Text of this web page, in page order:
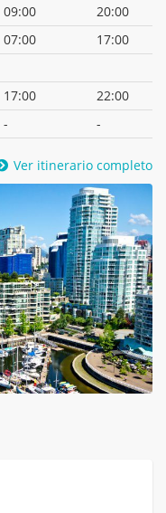
09:00
20:00
07:00
17:00
17:00
22:00
- -
Ver itinerario completo